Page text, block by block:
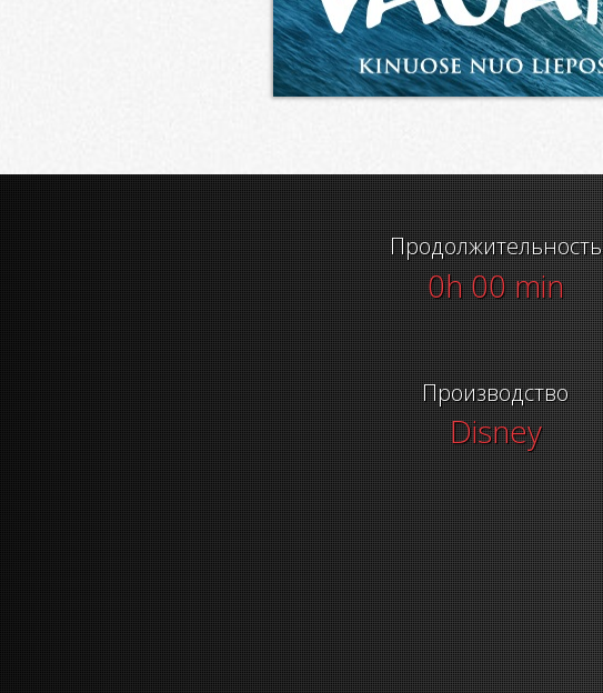
Продолжительность
0h 00 min
Производство
Disney